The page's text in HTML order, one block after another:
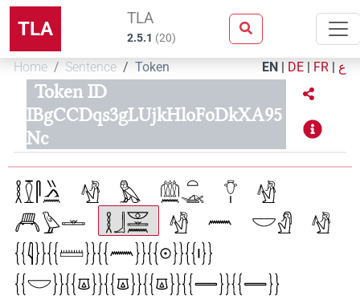
TLA TLA
2.5.1 (20)
Home Sentence Token EN | DE | FR | ع
Token ID
IBgCCDqs3gLUjkHloFoDkXA95
Nc